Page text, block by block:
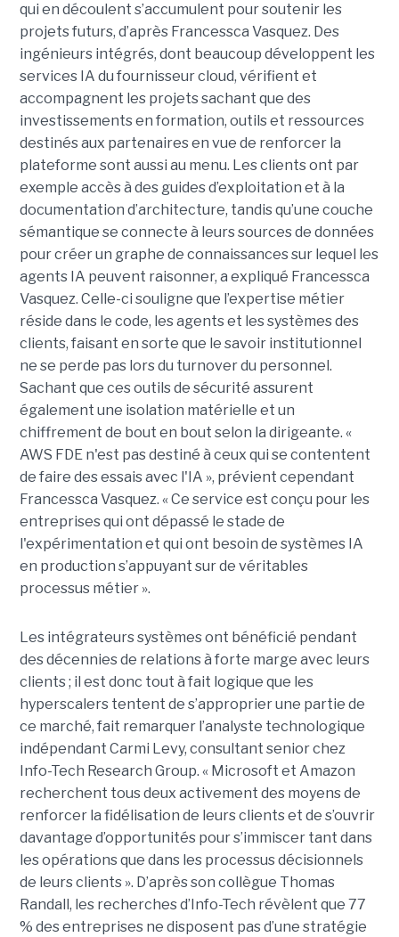
qui en découlent s’accumulent pour soutenir les
projets futurs, d’après Francessca Vasquez. Des
ingénieurs intégrés, dont beaucoup développent les
services IA du fournisseur cloud, vérifient et
accompagnent les projets sachant que des
investissements en formation, outils et ressources
destinés aux partenaires en vue de renforcer la
plateforme sont aussi au menu. Les clients ont par
exemple accès à des guides d’exploitation et à la
documentation d’architecture, tandis qu’une couche
sémantique se connecte à leurs sources de données
pour créer un graphe de connaissances sur lequel les
agents IA peuvent raisonner, a expliqué Francessca
Vasquez. Celle-ci souligne que l’expertise métier
réside dans le code, les agents et les systèmes des
clients, faisant en sorte que le savoir institutionnel
ne se perde pas lors du turnover du personnel.
Sachant que ces outils de sécurité assurent
également une isolation matérielle et un
chiffrement de bout en bout selon la dirigeante. «
AWS FDE n'est pas destiné à ceux qui se contentent
de faire des essais avec l'IA », prévient cependant
Francessca Vasquez. « Ce service est conçu pour les
entreprises qui ont dépassé le stade de
l'expérimentation et qui ont besoin de systèmes IA
en production s’appuyant sur de véritables
processus métier ».
Les intégrateurs systèmes ont bénéficié pendant
des décennies de relations à forte marge avec leurs
clients ; il est donc tout à fait logique que les
hyperscalers tentent de s’approprier une partie de
ce marché, fait remarquer l’analyste technologique
indépendant Carmi Levy, consultant senior chez
Info-Tech Research Group. « Microsoft et Amazon
recherchent tous deux activement des moyens de
renforcer la fidélisation de leurs clients et de s’ouvrir
davantage d’opportunités pour s’immiscer tant dans
les opérations que dans les processus décisionnels
de leurs clients ». D’après son collègue Thomas
Randall, les recherches d’Info-Tech révèlent que 77
% des entreprises ne disposent pas d’une stratégie